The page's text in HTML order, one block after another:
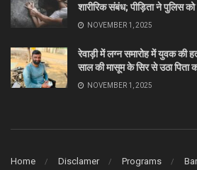
शारीरिक संबंध; पीड़िता ने पुलिस
NOVEMBER 1, 2025
रेवाड़ी में लग्न समारोह में युवक की
साल की मासूम के सिर से उठा पिता
NOVEMBER 1, 2025
Home Disclamer Programs